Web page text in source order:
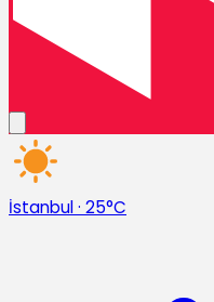
İstanbul· 25°C